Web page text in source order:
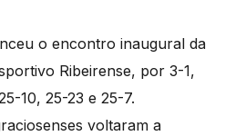
o encontro inaugural da
Ribeirense, por 3-1,
10, 25-23 e 25-7.
voltaram a